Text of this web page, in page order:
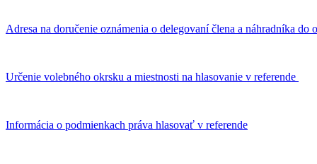
Adresa na doručenie oznámenia o delegovaní člena a náhradníka
Určenie volebného okrsku a miestnosti na hlasovanie v referende
Informácia o podmienkach práva hlasovať v referende